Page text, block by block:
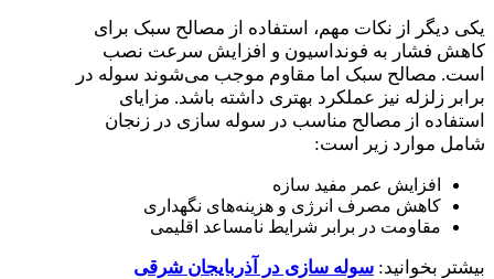
یکی دیگر از نکات مهم، استفاده از مصالح سبک برای
کاهش فشار به فونداسیون و افزایش سرعت نصب
است. مصالح سبک اما مقاوم موجب می‌شوند سوله در
برابر زلزله نیز عملکرد بهتری داشته باشد. مزایای
استفاده از مصالح مناسب در سوله‌ سازی در زنجان
شامل موارد زیر است:
افزایش عمر مفید سازه
کاهش مصرف انرژی و هزینه‌های نگهداری
مقاومت در برابر شرایط نامساعد اقلیمی
بیشتر بخوانید: سوله‌ سازی در آذربایجان شرقی